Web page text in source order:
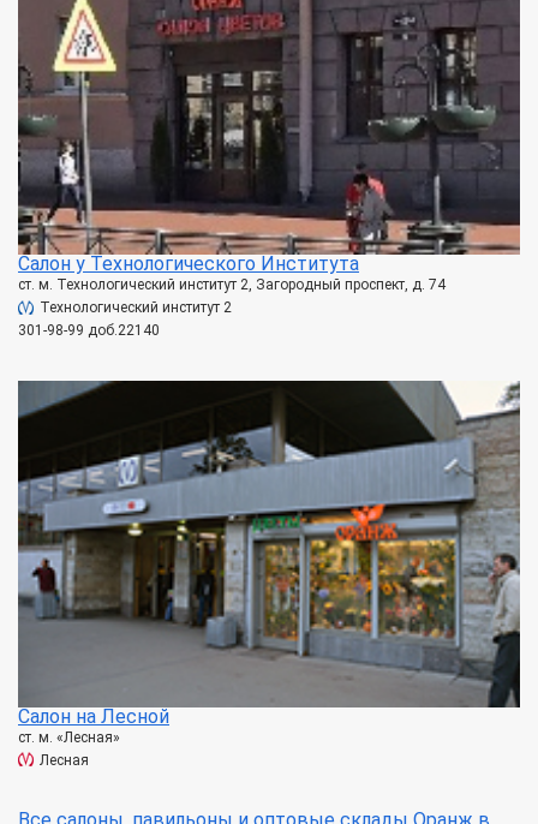
Салон у Технологического Института
ст. м. Технологический институт 2, Загородный проспект, д. 74
Технологический институт 2
301-98-99 доб.22140
Салон на Лесной
ст. м. «Лесная»
Лесная
Все салоны, павильоны и оптовые склады Оранж в